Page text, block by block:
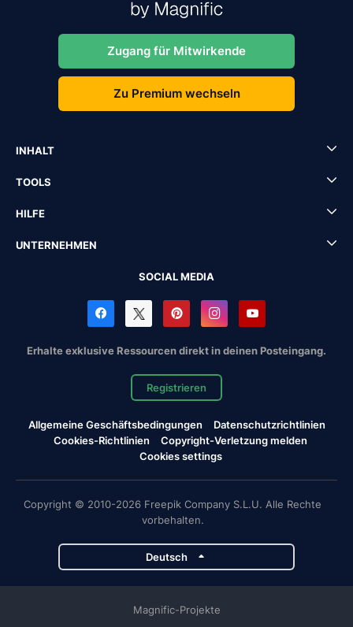
Zugang für Mitwirkende
Zu Premium wechseln
INHALT
TOOLS
HILFE
UNTERNEHMEN
SOCIAL MEDIA
Erhalte exklusive Ressourcen direkt in deinen Posteingang.
Registrieren
Allgemeine Geschäftsbedingungen
Datenschutzrichtlinien
Cookies-Richtlinien
Copyright-Verletzung melden
Cookies settings
Copyright © 2010-2026 Freepik Company S.L.U. Alle Rechte
vorbehalten.
Deutsch
Magnific-Projekte